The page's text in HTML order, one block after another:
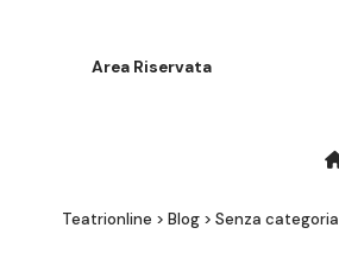
Area Riservata
Teatrionline > Blog > Senza categoria